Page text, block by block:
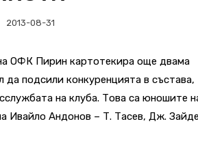
2013-08-31
ОФК Пирин картотекира още двама
да подсили конкуренцията в състава,
на клуба. Това са юношите
Ивайло Андонов – Т. Тасев, Дж.